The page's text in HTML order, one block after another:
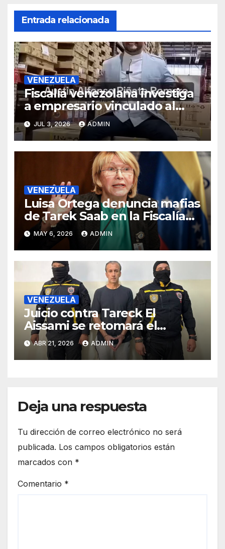
Entrada relacionada
VENEZUELA
Fiscalía venezolana investiga
a empresario vinculado al
Grupo Hammer, según
reportes
JUL 3, 2026 ADMIN
VENEZUELA
Luisa Ortega denuncia mafias
de Tarek Saab en la Fiscalía
de Venezuela
MAY 6, 2026 ADMIN
VENEZUELA
Juicio contra Tareck El
Aissami se retomará el
miércoles tras ser suspendido
en la madrugada de este
martes
ABR 21, 2026 ADMIN
Deja una respuesta
Tu dirección de correo electrónico no será
publicada. Los campos obligatorios están
marcados con *
Comentario *